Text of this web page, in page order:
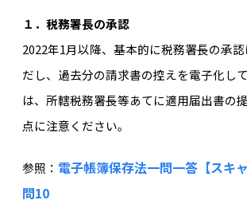
１．税務署長の承認
2022年1月以降、基本的に税務署長の承
だし、過去分の請求書の控えを電子化し
は、所轄税務署長等あてに適用届出書の
点に注意ください。
参照： 電子帳簿保存法一問一答【スキ
問10